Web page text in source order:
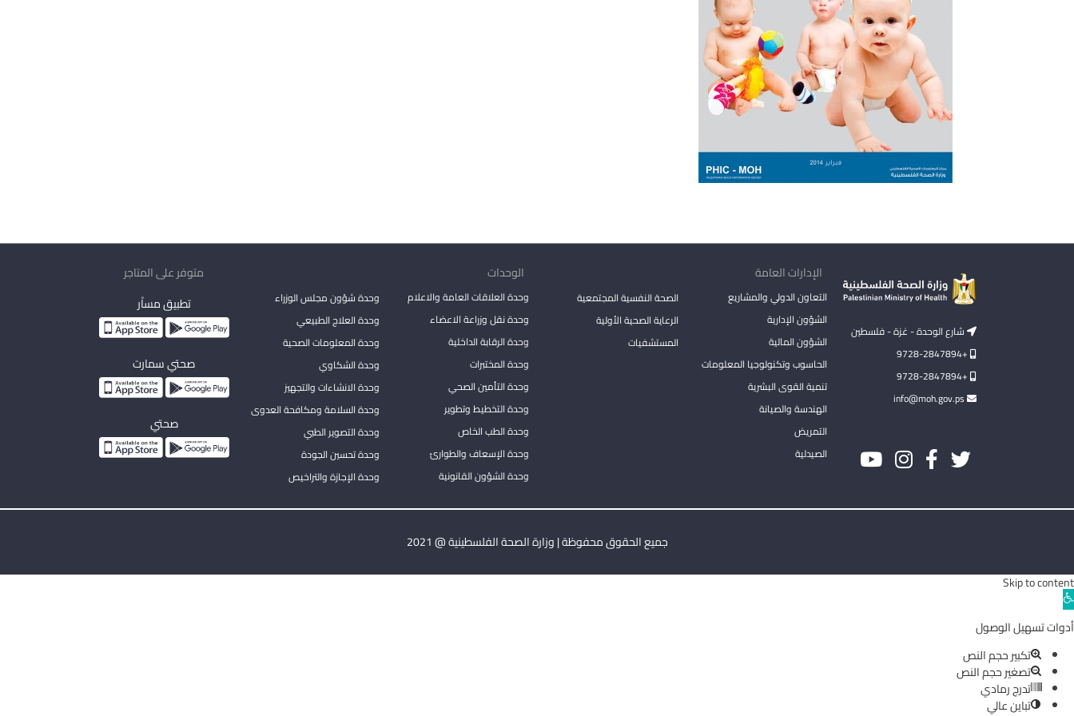
شارع الوحدة - غزة - فلسطين
+9728-2847894
+9728-2847894
الإدارات العامة
التعاون الدولي والمشاريع
الشؤون الإدارية
الشؤون المالية
الحاسوب وتكنولوجيا المعلومات
تنمية القوى البشرية
الهندسة والصيانة
التمريض
الصيدلية
الصحة النفسية المجتمعية
الرعاية الصحية الأولية
المستشفيات
الوحدات
وحدة العلاقات العامة والاعلام
وحدة نقل وزراعة الاعضاء
وحدة الرقابة الداخلية
وحدة المختبرات
وحدة التأمين الصحي
وحدة التخطيط وتطوير
وحدة الطب الخاص
وحدة الإسعاف والطوارئ
وحدة الشؤون القانونية
وحدة شؤون مجلس الوزراء
وحدة العلاج الطبيعي
وحدة المعلومات الصحية
وحدة الشكاوي
وحدة الانشاءات والتجهيز
وحدة السلامة ومكافحة العدوى
وحدة التصوير الطبي
وحدة تحسين الجودة
وحدة الإجازة والتراخيص
متوفر على المتاجر
تطبيق مساْر
صحتي سمارت
صحتي
جميع الحقوق محفوظة | وزارة الصحة الفلسطينية @ 2021
Skip to content
Open
toolbar
أدوات تسهيل الوصول
تكبير حجم النص
تصغير حجم النص
تدرج رمادي
تباين عالي